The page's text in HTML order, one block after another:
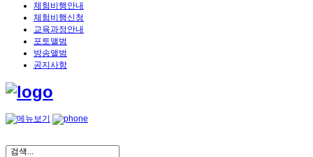
체험비행안내
체험비행신청
교육과정안내
포토앨범
방송앨범
공지사항